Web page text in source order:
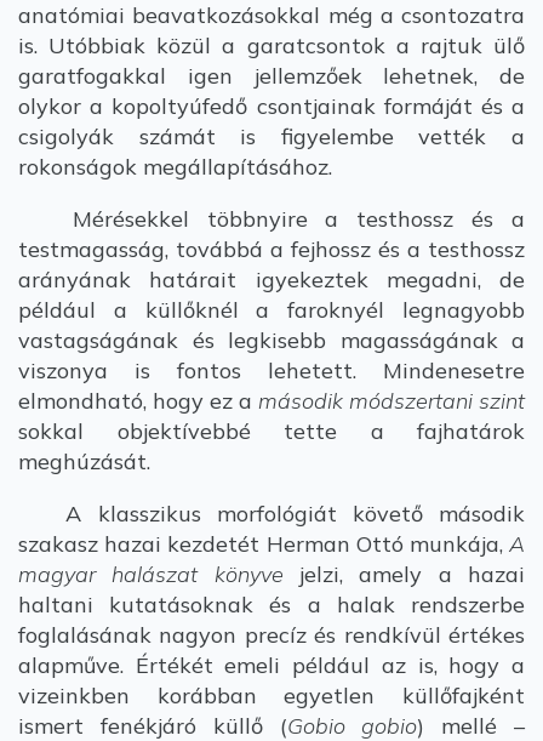
anatómiai beavatkozásokkal még a csontozatra
is. Utóbbiak közül a garatcsontok a rajtuk ülő
garatfogakkal igen jellemzőek lehetnek, de
olykor a kopoltyúfedő csontjainak formáját és a
csigolyák számát is figyelembe vették a
rokonságok megállapításához.
Mérésekkel többnyire a testhossz és a
testmagasság, továbbá a fejhossz és a testhossz
arányának határait igyekeztek megadni, de
például a küllőknél a faroknyél legnagyobb
vastagságának és legkisebb magasságának a
viszonya is fontos lehetett. Mindenesetre
elmondható, hogy ez a második módszertani szint
sokkal objektívebbé tette a fajhatárok
meghúzását.
A klasszikus morfológiát követő második
szakasz hazai kezdetét Herman Ottó munkája, A
magyar halászat könyve jelzi, amely a hazai
haltani kutatásoknak és a halak rendszerbe
foglalásának nagyon precíz és rendkívül értékes
alapműve. Értékét emeli például az is, hogy a
vizeinkben korábban egyetlen küllőfajként
ismert fenékjáró küllő (Gobio gobio) mellé –